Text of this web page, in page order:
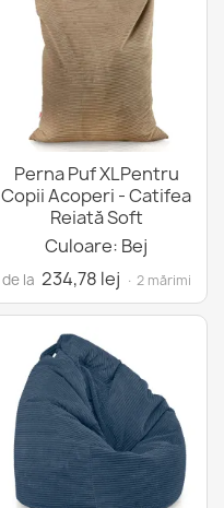
Perna Puf XLPentru
Copii Acoperi - Catifea
Reiată Soft
Culoare: Bej
de la 234,78 lej · 2 mărimi